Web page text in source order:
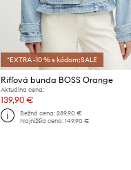
*EXTRA -10 % s kódom:SALE
Rifľová bunda BOSS Orange
Aktuálna cena:
139,90 €
Bežná cena: 289,90 €
Najnižšia cena: 149,90 €